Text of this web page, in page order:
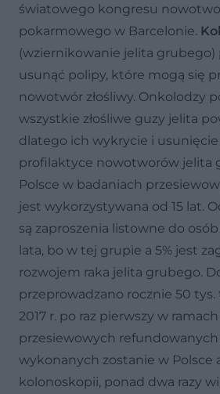
światowego kongresu
pokarmowego w Barcelonie.
(wziernikowanie jelita grubego)
usunąć polipy, które mogą się
nowotwór złośliwy. Onkolodzy
wszystkie złośliwe guzy jelita
dlatego ich wykrycie i
profilaktyce nowotworów jelita
Polsce w badaniach
jest wykorzystywana od 15 lat.
są zaproszenia listowne do
lata, bo w tej grupie a 5% jest
rozwojem raka jelita grubego.
przeprowadzano rocznie 50
2017 r. po raz pierwszy w
przesiewowych
wykonanych zostanie w Polsce
kolonoskopii, ponad dwa razy